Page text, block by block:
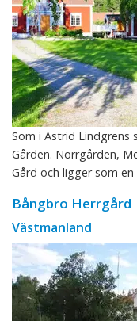
Som i Astrid Lindgrens
Gården. Norrgården,
Gård och ligger som
Bångbro Herrgård
Västmanland